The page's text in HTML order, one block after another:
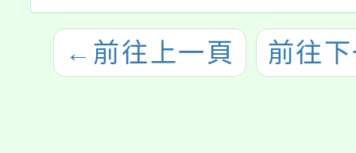
← 前往上一頁 前往